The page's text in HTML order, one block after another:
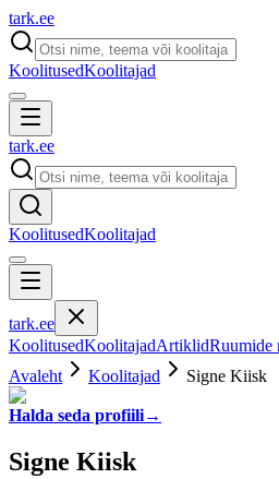
tark.ee
KoolitusedKoolitajad
tark.ee
KoolitusedKoolitajad
tark.ee
KoolitusedKoolitajadArtiklidRuumide
Avaleht
Koolitajad Signe Kiisk
Halda seda profiili→
Signe Kiisk